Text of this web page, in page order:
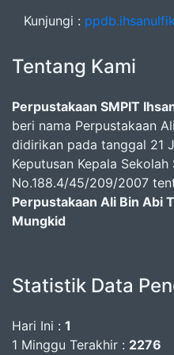
Kunjungi :
Tentang Kami
Perpustakaan SMPIT
beri nama Perpustakaan
didirikan pada tanggal 21
Keputusan Kepala
No.188.4/45/209/2007
Perpustakaan Ali Bin Abi
Mungkid
Statistik Data
Hari Ini : 1
1 Minggu Terakhir : 2276